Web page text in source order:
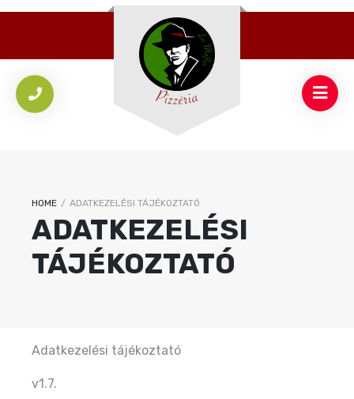
HOME / ADATKEZELÉSI TÁJÉKOZTATÓ
ADATKEZELÉSI
TÁJÉKOZTATÓ
Adatkezelési tájékoztató
v1.7.